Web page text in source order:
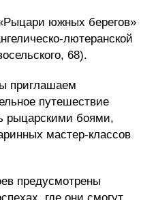
южных берегов»
лютеранской
68).
приглашаем
путешествие
рыцарскими боями,
мастер-классов
предусмотрены